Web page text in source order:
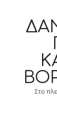
Στο